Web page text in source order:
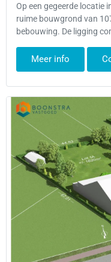
Op een gegeerde locatie
ruime bouwgrond van
bebouwing. De ligging
Meer info